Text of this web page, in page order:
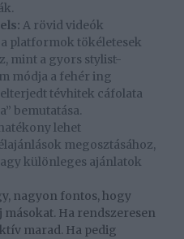
A rövid videók
platformok tökéletesek
mint a gyors stylist-
módja a fehér ing
tévhitek cáfolata
bemutatása.
lehet
megosztásához,
különleges ajánlatok
nagyon fontos, hogy
Ha rendszeresen
marad. Ha pedig